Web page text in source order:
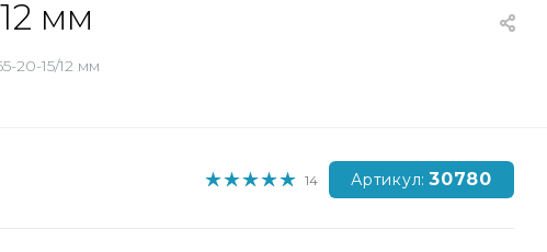
мм
20-15/12 мм
14 Артикул: 30780